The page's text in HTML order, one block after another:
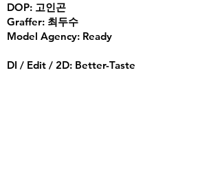
DOP: 고인곤
Graffer: 최두수
Model Agency: Ready
DI / Edit / 2D: Better-Taste